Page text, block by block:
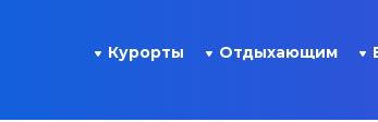
Курорты Отдыхающим